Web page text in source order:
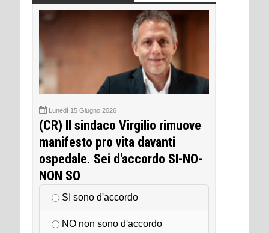
Lunedì 15 Giugno 2026
(CR) Il sindaco Virgilio rimuove
manifesto pro vita davanti
ospedale. Sei d'accordo SI-NO-
NON SO
SI sono d'accordo
NO non sono d'accordo